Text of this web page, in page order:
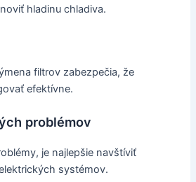
hladinu chladiva.
filtrov zabezpečia, že
efektívne.
problémov
je najlepšie navštíviť
systémov.